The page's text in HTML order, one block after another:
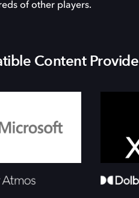
of other players.
Content